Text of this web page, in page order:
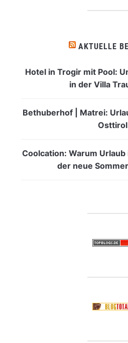
AKTUELLE
Hotel in Trogir mit Pool:
in der Villa
Bethuberhof | Matrei:
Osttirol
Coolcation: Warum
der neue